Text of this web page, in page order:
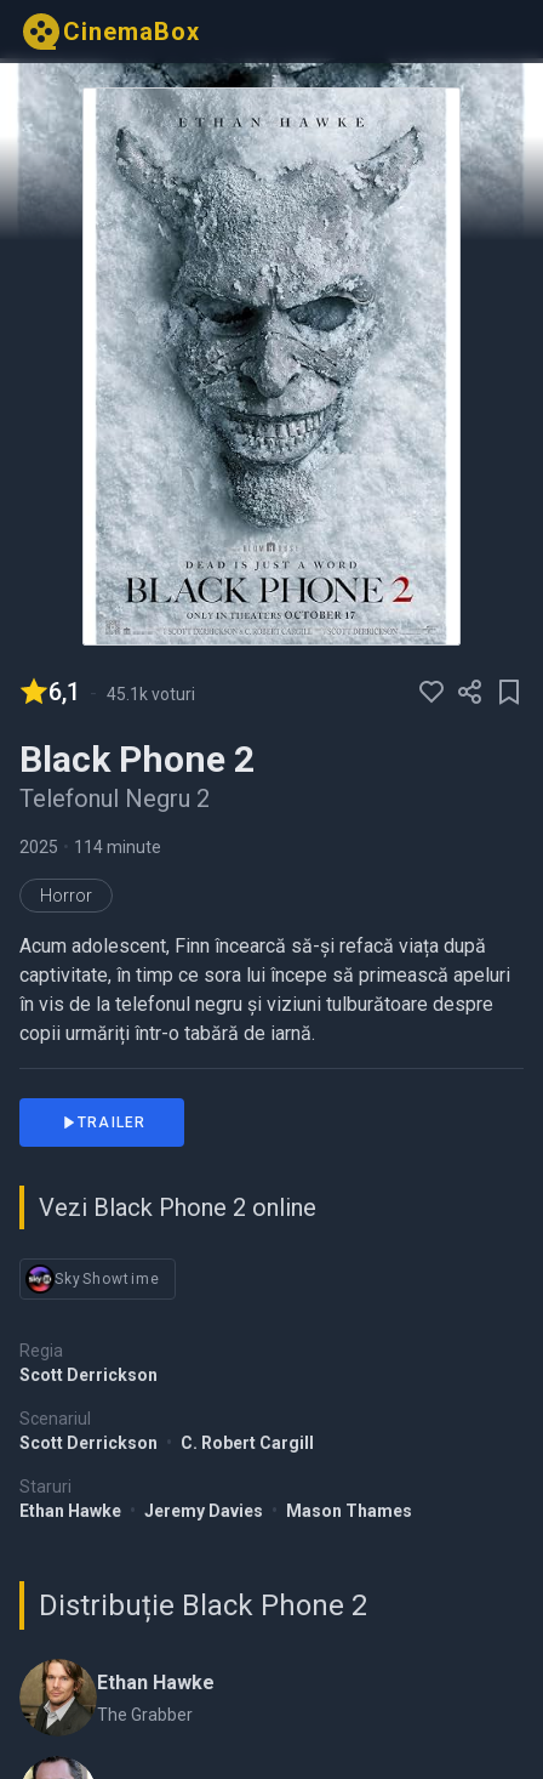
CinemaBox
6,1 - 45.1k voturi
Black Phone 2
Telefonul Negru 2
2025 • 114 minute
Horror
Acum adolescent, Finn încearcă să-și refacă viața după
captivitate, în timp ce sora lui începe să primească apeluri
în vis de la telefonul negru și viziuni tulburătoare despre
copii urmăriți într-o tabără de iarnă.
Regia
Scott Derrickson
Scenariul
Scott Derrickson • C. Robert Cargill
Staruri
Ethan Hawke • Jeremy Davies • Mason Thames
TRAILER
Vezi Black Phone 2 online
SkyShowtime
Distribuție Black Phone 2
Ethan Hawke
The Grabber